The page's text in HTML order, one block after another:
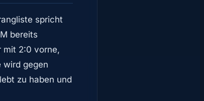
spricht
bereits
mit 2:0 vorne,
wird gegen
zu haben und